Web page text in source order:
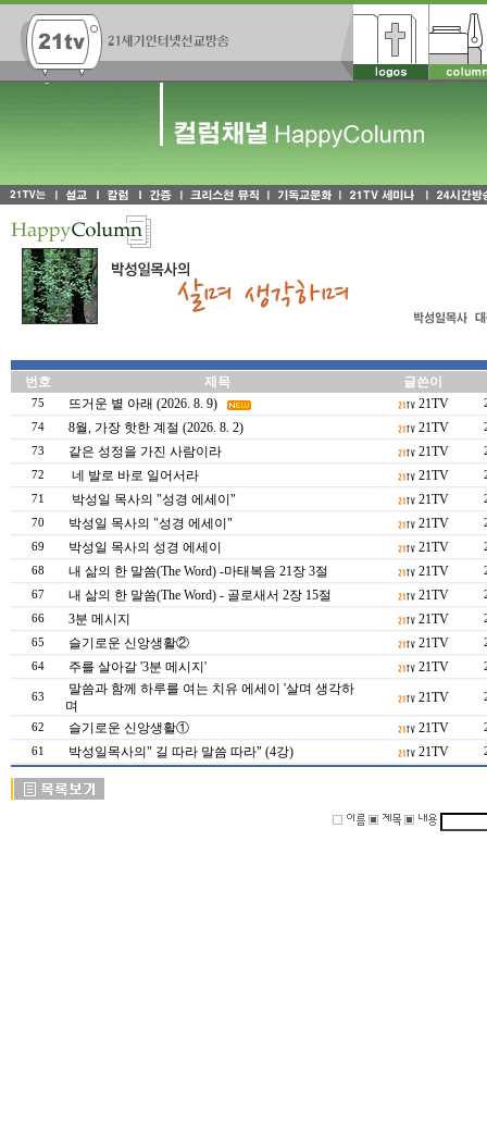
번호 제목 글쓴이
75 뜨거운 볕 아래 (2026. 8. 9) 21TV
74
8월, 가장 핫한 계절 (2026. 8. 2) 21TV
73
같은 성정을 가진 사람이라 21TV
72
네 발로 바로 일어서라 21TV
71
박성일 목사의 "성경 에세이" 21TV
70
박성일 목사의 "성경 에세이" 21TV
69
박성일 목사의 성경 에세이 21TV
68
내 삶의 한 말씀(The Word) -마태복음 21장 3절 21TV
67
내 삶의 한 말씀(The Word) - 골로새서 2장 15절 21TV
66
3분 메시지 21TV
65
슬기로운 신앙생활② 21TV
64
주를 살아갈 '3분 메시지' 21TV
63
말씀과 함께 하루를 여는 치유 에세이 '살며 생각하
며
21TV
62 슬기로운 신앙생활① 21TV
61
박성일목사의" 길 따라 말씀 따라" (4강) 21TV